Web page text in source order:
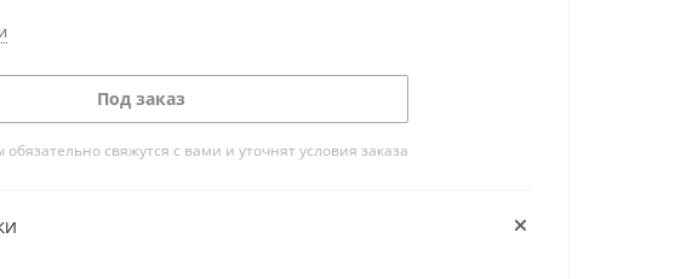
Под заказ
свяжутся с вами и уточнят условия заказа